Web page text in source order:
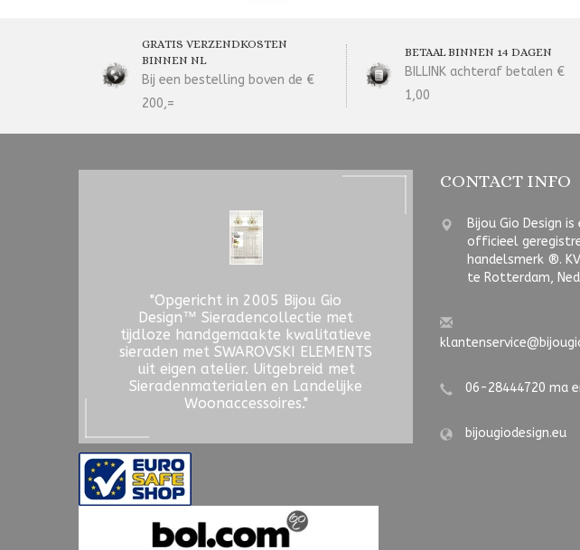
GRATIS VERZENDKOSTEN
BINNEN NL
Bij een bestelling boven de €
200,=
BETAAL BINNEN 14 DAGEN
BILLINK achteraf betalen €
1,00
"Opgericht in 2005 Bijou Gio
Design™ Sieradencollectie met
tijdloze handgemaakte kwalitatieve
sieraden met SWAROVSKI ELEMENTS
uit eigen atelier. Uitgebreid met
Sieradenmaterialen en Landelijke
Woonaccessoires."
CONTACT INFO
Bijou Gio Design is
officieel
handelsmerk ®.
te Rotterdam,
06-28444720 ma
bijougiodesign.eu